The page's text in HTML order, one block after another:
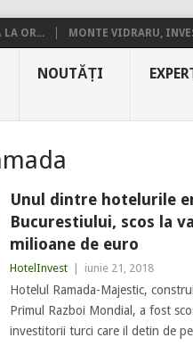
LA OR... MONTE VIDRARU,
NOUTĂȚI
Unul dintre hotelurile
Bucurestiului, scos la
milioane de euro
HotelInvest iunie 21, 2018
Hotelul Ramada-Majestic,
Primul Razboi Mondial, a fost
investitorii turci care il detin de